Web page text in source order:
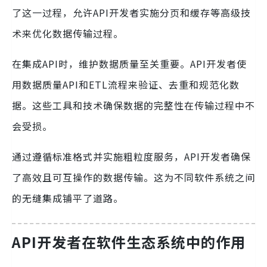
了这一过程，允许API开发者实施分页和缓存等高级技
术来优化数据传输过程。
在集成API时，维护数据质量至关重要。API开发者使
用数据质量API和ETL流程来验证、去重和规范化数
据。这些工具和技术确保数据的完整性在传输过程中不
会受损。
通过遵循标准格式并实施粗粒度服务，API开发者确保
了高效且可互操作的数据传输。这为不同软件系统之间
的无缝集成铺平了道路。
API开发者在软件生态系统中的作用